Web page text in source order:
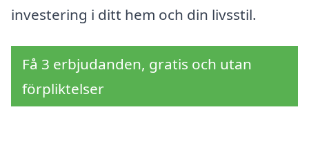
investering i ditt hem och din livsstil.
Få 3 erbjudanden, gratis och utan
förpliktelser